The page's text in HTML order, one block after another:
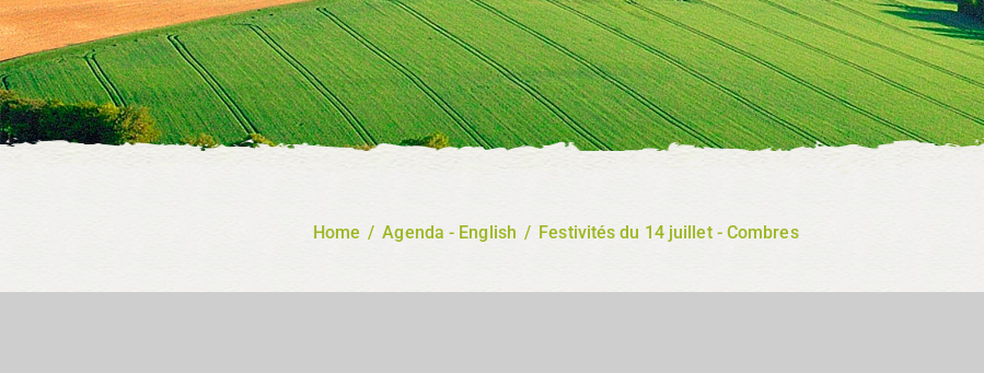
Home / Agenda - English / Festivités du 14 juillet - Combres